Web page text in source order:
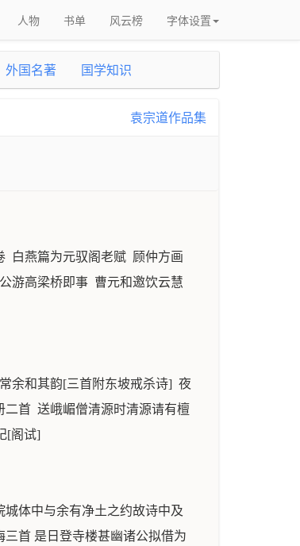
人物 书单 风云榜 字体设置
外国名著 国学知识
袁宗道作品集
白燕篇为元驭阁老赋 顾仲方画
游高梁桥即事 曹元和邀饮云慧
余和其韵[三首附东坡戒杀诗] 夜
首 送峨嵋僧清源时清源请有檀
[阁试]
体中与余有净土之约故诗中及
首 是日登寺楼甚幽诸公拟借为